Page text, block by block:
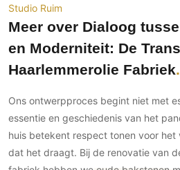
Woondecoratie
Inrichting
Roomdividers
Meubels
Haarden
Glas
Ramen
Buitendeuren
Deursystemen
Glazen wandsystemen
Garagedeuren
Zonwering
Tuinmeubelen
Tuinverlichting
Omheining
Zwemmen
Zwembad en zwemvijver
Tuin wellness
Kinderkamer
Serre/Veranda
Slaapkamer
Thuisbioscoop
Wellness
Werkkamer
Wijnkelder
Studio Ruim
Meer over Dialoog
en Moderniteit: De
Haarlemmerolie Fabriek
Ons ontwerpproces begint niet met
essentie en geschiedenis van het
huis betekent respect tonen voor het
dat het draagt. Bij de renovatie van